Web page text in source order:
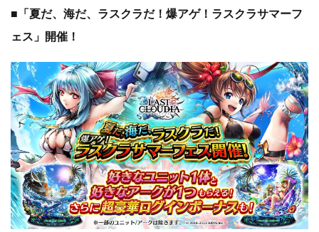
■「夏だ、海だ、ラスクラだ！爆アゲ！ラスクラサマーフ
ェス」開催！